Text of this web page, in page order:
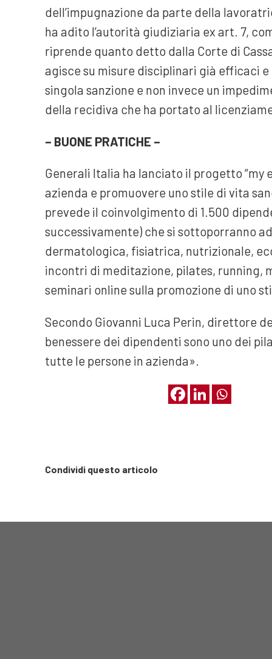
dell’impugnazione da parte della
ha adito l’autorità giudiziaria ex art. 7,
riprende quanto detto dalla Corte di
agisce su misure disciplinari già efficaci
singola sanzione e non invece un
della recidiva che ha portato al
– BUONE PRATICHE –
Generali Italia ha lanciato il progetto “my
azienda e promuovere uno stile di vita
prevede il coinvolgimento di 1.500
successivamente) che si sottoporranno
dermatologica, fisiatrica, nutrizionale,
incontri di meditazione, pilates, running,
seminari online sulla promozione di uno
Secondo Giovanni Luca Perin, direttore
benessere dei dipendenti sono uno dei
tutte le persone in azienda».
Condividi questo articolo